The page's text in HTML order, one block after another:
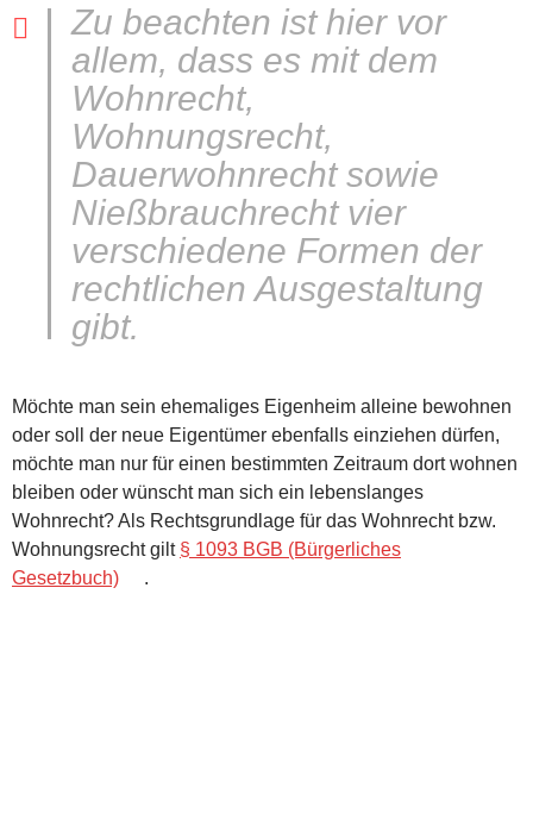
Zu beachten ist hier vor
allem, dass es mit dem
Wohnrecht,
Wohnungsrecht,
Dauerwohnrecht sowie
Nießbrauchrecht vier
verschiedene Formen der
rechtlichen Ausgestaltung
gibt.
Möchte man sein ehemaliges Eigenheim alleine bewohnen
oder soll der neue Eigentümer ebenfalls einziehen dürfen,
möchte man nur für einen bestimmten Zeitraum dort wohnen
bleiben oder wünscht man sich ein lebenslanges
Wohnrecht? Als Rechtsgrundlage für das Wohnrecht bzw.
Wohnungsrecht gilt § 1093 BGB (Bürgerliches
Gesetzbuch)
.